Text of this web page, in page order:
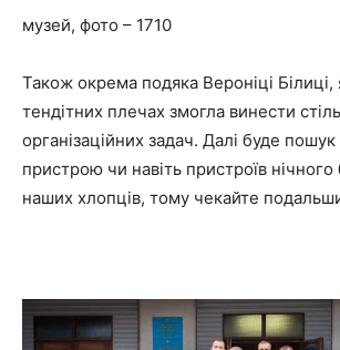
музей, фото – 1710
Також окрема подяка Вероніці Білиці,
тендітних плечах змогла винести
організаційних задач. Далі буде пошук
пристрою чи навіть пристроїв
наших хлопців, тому чекайте